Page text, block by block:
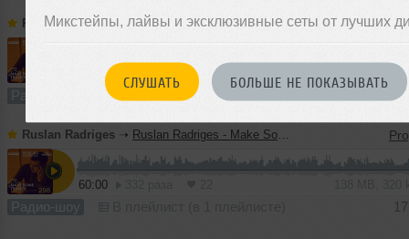
Микстейпы, лайвы и эксклюзивные сеты от лучших
СЛУШАТЬ БОЛЬШЕ НЕ ПОКАЗЫВАТЬ
Ruslan Radriges ➝Make Some Trance 299(Radio_Show)
60:00 24 138 MB,
Радио-шоу В плейлист
Ruslan Radriges ➝ Ruslan Radriges - Make Some Trance 267(Radio_Show)
60:00
Радио-шоу